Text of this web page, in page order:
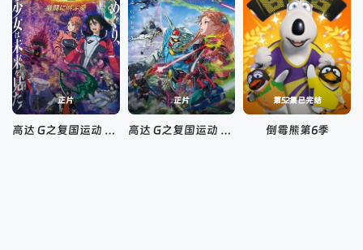
正片
高达 G之复国运动 剧场版IV 在激斗中呼唤爱
正片
高达 G之复国运动 剧场版V 跨越死线
第52集已完结
倒霉熊第6季